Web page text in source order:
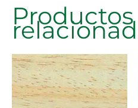
Productos